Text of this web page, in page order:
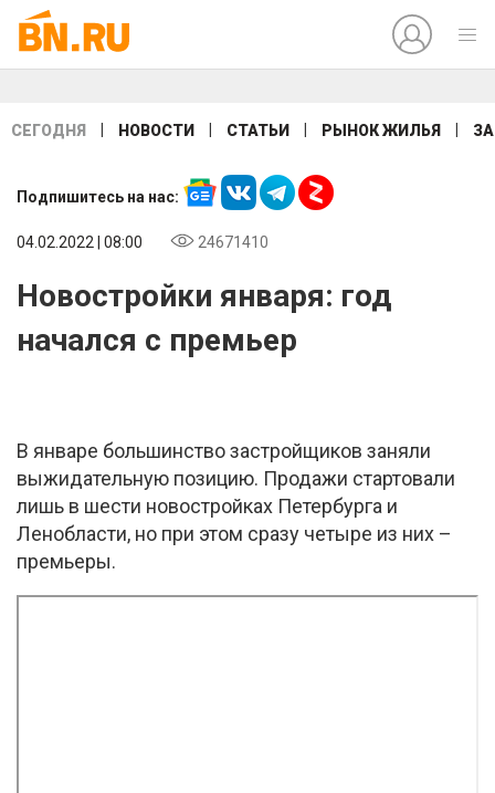
СЕГОДНЯ НОВОСТИ СТАТЬИ РЫНОК ЖИЛЬЯ
Подпишитесь на нас:
04.02.2022 | 08:00 24671410
Новостройки января: год
начался с премьер
В январе большинство застройщиков заняли
выжидательную позицию. Продажи стартовали
лишь в шести новостройках Петербурга и
Ленобласти, но при этом сразу четыре из них –
премьеры.